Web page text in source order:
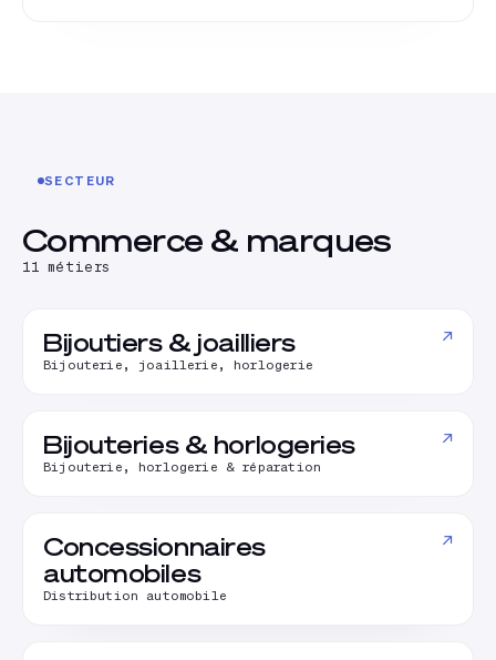
SECTEUR
Commerce & marques
11 métiers
Bijoutiers & joailliers
Bijouterie, joaillerie, horlogerie
↗
Bijouteries & horlogeries
Bijouterie, horlogerie & réparation
↗
Concessionnaires
automobiles
Distribution automobile
↗